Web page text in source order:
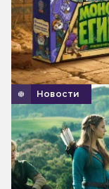
Новости